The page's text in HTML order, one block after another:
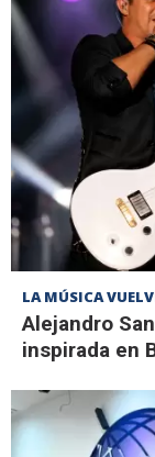
LA MÚSICA
Alejandro
inspirada en